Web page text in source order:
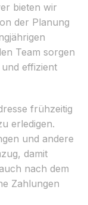
bieten wir
der Planung
Team sorgen
effizient
frühzeitig
erledigen.
und andere
damit
nach dem
Zahlungen